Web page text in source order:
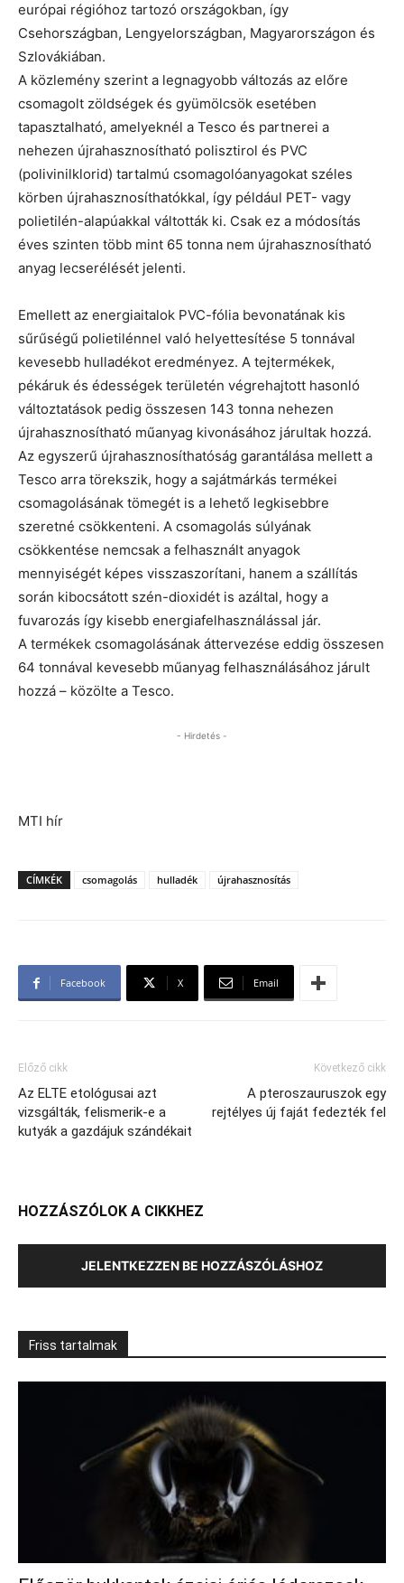
európai régióhoz tartozó országokban, így
Csehországban, Lengyelországban, Magyarországon és
Szlovákiában.
A közlemény szerint a legnagyobb változás az előre
csomagolt zöldségek és gyümölcsök esetében
tapasztalható, amelyeknél a Tesco és partnerei a
nehezen újrahasznosítható polisztirol és PVC
(polivinilklorid) tartalmú csomagolóanyagokat széles
körben újrahasznosíthatókkal, így például PET- vagy
polietilén-alapúakkal váltották ki. Csak ez a módosítás
éves szinten több mint 65 tonna nem újrahasznosítható
anyag lecserélését jelenti.
Emellett az energiaitalok PVC-fólia bevonatának kis
sűrűségű polietilénnel való helyettesítése 5 tonnával
kevesebb hulladékot eredményez. A tejtermékek,
pékáruk és édességek területén végrehajtott hasonló
változtatások pedig összesen 143 tonna nehezen
újrahasznosítható műanyag kivonásához járultak hozzá.
Az egyszerű újrahasznosíthatóság garantálása mellett a
Tesco arra törekszik, hogy a sajátmárkás termékei
csomagolásának tömegét is a lehető legkisebbre
szeretné csökkenteni. A csomagolás súlyának
csökkentése nemcsak a felhasznált anyagok
mennyiségét képes visszaszorítani, hanem a szállítás
során kibocsátott szén-dioxidét is azáltal, hogy a
fuvarozás így kisebb energiafelhasználással jár.
A termékek csomagolásának áttervezése eddig összesen
64 tonnával kevesebb műanyag felhasználásához járult
hozzá – közölte a Tesco.
- Hirdetés -
MTI hír
CÍMKÉK csomagolás hulladék újrahasznosítás
Facebook X Email
Előző cikk
Az ELTE etológusai azt
vizsgálták, felismerik-e a
kutyák a gazdájuk szándékait
Következő cikk
A pteroszauruszok egy
rejtélyes új faját fedezték fel
HOZZÁSZÓLOK A CIKKHEZ
JELENTKEZZEN BE HOZZÁSZÓLÁSHOZ
Friss tartalmak